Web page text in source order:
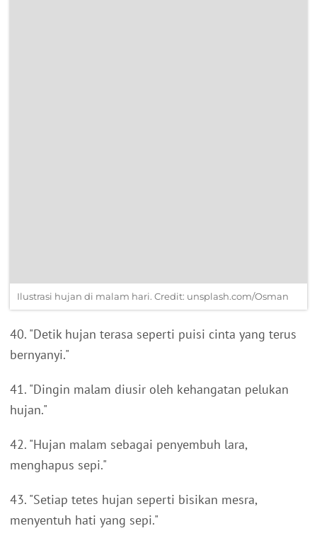
Ilustrasi hujan di malam hari. Credit: unsplash.com/Osman
40. "Detik hujan terasa seperti puisi cinta yang terus
bernyanyi."
41. "Dingin malam diusir oleh kehangatan pelukan
hujan."
42. "Hujan malam sebagai penyembuh lara,
menghapus sepi."
43. "Setiap tetes hujan seperti bisikan mesra,
menyentuh hati yang sepi."